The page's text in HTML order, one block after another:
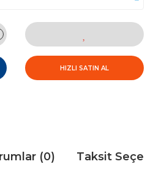
HIZLI SATIN AL
(0) Taksit